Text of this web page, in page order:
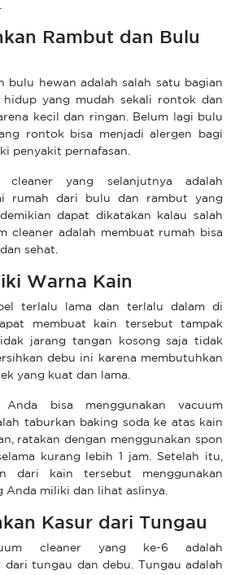
Rambut dan Bulu
bulu hewan adalah salah satu bagian
yang mudah sekali rontok dan
kecil dan ringan. Belum lagi bulu
rontok bisa menjadi alergen bagi
penyakit pernafasan.
cleaner yang selanjutnya adalah
rumah dari bulu dan rambut yang
dapat dikatakan kalau salah
cleaner adalah membuat rumah bisa
sehat.
Warna Kain
terlalu lama dan terlalu dalam di
membuat kain tersebut tampak
jarang tangan kosong saja tidak
debu ini karena membutuhkan
yang kuat dan lama.
Anda bisa menggunakan vacuum
taburkan baking soda ke atas kain
ratakan dengan menggunakan spon
kurang lebih 1 jam. Setelah itu,
dari kain tersebut menggunakan
Anda miliki dan lihat aslinya.
Kasur dari Tungau
cleaner yang ke-6 adalah
dari tungau dan debu. Tungau adalah